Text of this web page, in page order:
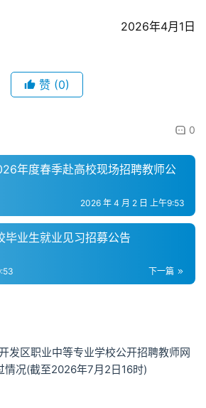
2026年4月1日
赞 (0)
0
年度春季赴高校现场招聘教师公
2026 年 4 月 2 日 上午9:53
业生就业见习招募公告
下一篇
发区职业中等专业学校公开招聘教师网
情况(截至2026年7月2日16时)